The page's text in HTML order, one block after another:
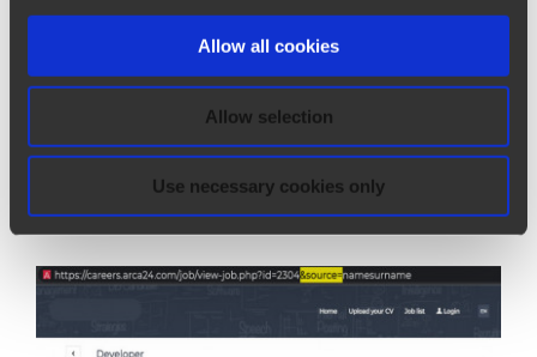
Allow all cookies
Allow selection
Use necessary cookies only
2021 Índice de contenidos 1. ¿Qué es un
sistema de seguimiento de candid[...]